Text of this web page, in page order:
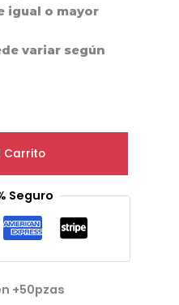
igual o mayor
variar según
Carrito
Seguro
+50pzas